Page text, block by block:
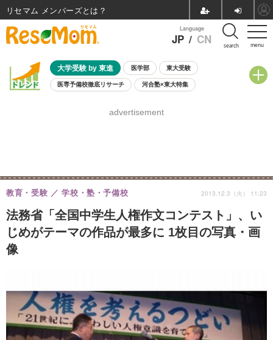
menu
Language
JP / CN search
大学受験 by 東進 医学部 東大受験
医専予備校徹底リサーチ 河合塾×東大特集
8月開催学校説明会・相談会
advertisement
法務省「全国中学生人権作文コンテスト」、い
じめがテーマの作品が最多に 1枚目の写真・画
像
教育・受験 学校・塾・予備校 2013.12.3（火） 11:23
リセマム メンバーズ